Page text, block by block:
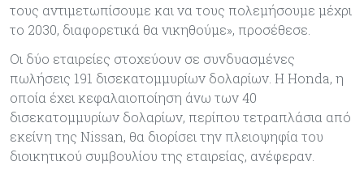
τους αντιμετωπίσουμε και να τους πολεμήσουμε μέχρι
το 2030, διαφορετικά θα νικηθούμε», προσέθεσε.
Οι δύο εταιρείες στοχεύουν σε συνδυασμένες
πωλήσεις 191 δισεκατομμυρίων δολαρίων. Η Honda, η
οποία έχει κεφαλαιοποίηση άνω των 40
δισεκατομμυρίων δολαρίων, περίπου τετραπλάσια από
εκείνη της Nissan, θα διορίσει την πλειοψηφία του
διοικητικού συμβουλίου της εταιρείας, ανέφεραν.